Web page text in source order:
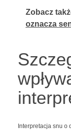
Zobacz
oznacza
Interpretacja snu o